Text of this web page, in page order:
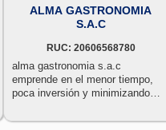
ALMA GASTRONOMIA
S.A.C
RUC: 20606568780
alma gastronomia s.a.c
emprende en el menor tiempo,
poca inversión y minimizando